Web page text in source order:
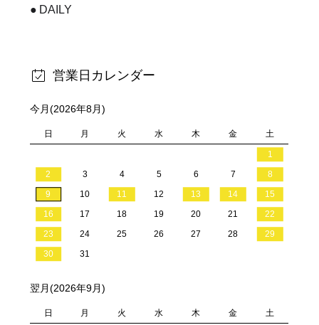
DAILY
営業日カレンダー
今月(2026年8月)
日 月 火 水 木 金 土
1
2
3 4 5 6 7
8
9
10 11 12 13 14
15
16
17 18 19 20 21
22
23
24 25 26 27 28
29
30
31
翌月(2026年9月)
日 月 火 水 木 金 土